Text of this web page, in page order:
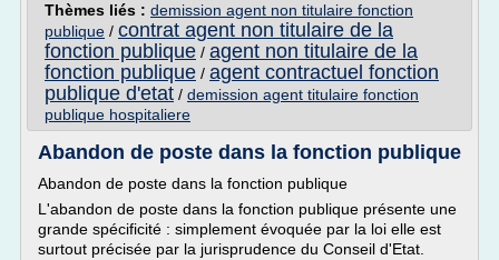
Thèmes liés : demission agent non titulaire fonction
publique / contrat agent non titulaire de la
fonction publique / agent non titulaire de la
fonction publique / agent contractuel fonction
publique d'etat / demission agent titulaire fonction
publique hospitaliere
Abandon de poste dans la fonction publique
Abandon de poste dans la fonction publique
L'abandon de poste dans la fonction publique présente une
grande spécificité : simplement évoquée par la loi elle est
surtout précisée par la jurisprudence du Conseil d'Etat.